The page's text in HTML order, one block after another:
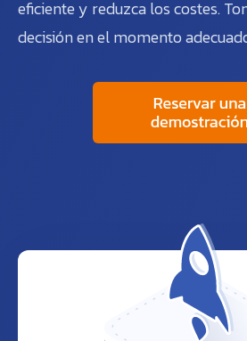
eficiente y reduzca los costes.
decisión en el momento